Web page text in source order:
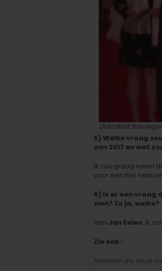
(foto Bart
5) Welke vraag
van 2017 en wat
Ik zou graag willen
voor een film
6) Is er een vraag
zien? Zo ja, welke?
aan Jan Eelen. Ik
Zie ook :
Anderen die onze